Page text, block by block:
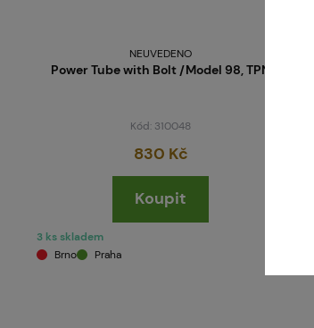
NEUVEDENO
Power Tube with Bolt /Model 98, TPN
Kód: 310048
830 Kč
Koupit
3 ks skladem
Brno
Praha